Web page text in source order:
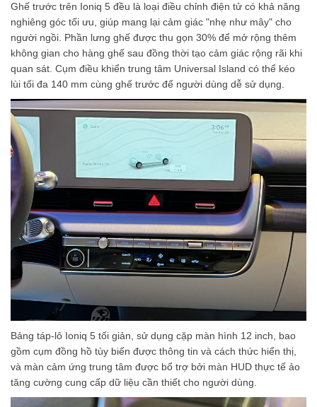
Ghế trước trên Ioniq 5 đều là loại điều chỉnh điện tử có khả năng
nghiêng góc tối ưu, giúp mang lại cảm giác "nhẹ như mây" cho
người ngồi. Phần lưng ghế được thu gọn 30% để mở rộng thêm
không gian cho hàng ghế sau đồng thời tạo cảm giác rộng rãi khi
quan sát. Cụm điều khiển trung tâm Universal Island có thể kéo
lùi tối đa 140 mm cùng ghế trước để người dùng dễ sử dụng.
Bảng táp-lô Ioniq 5 tối giản, sử dụng cặp màn hình 12 inch, bao
gồm cụm đồng hồ tùy biến được thông tin và cách thức hiển thị,
và màn cảm ứng trung tâm được bổ trợ bởi màn HUD thực tế ảo
tăng cường cung cấp dữ liệu cần thiết cho người dùng.